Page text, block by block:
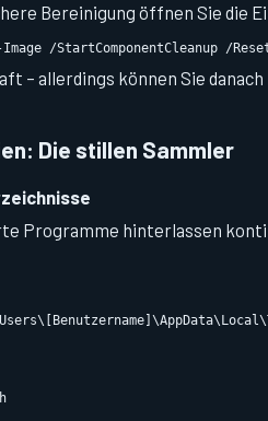
Bereinigung öffnen Sie die
/StartComponentCleanup /
– allerdings können Sie
Die stillen Sammler
Programme hinterlassen